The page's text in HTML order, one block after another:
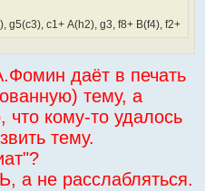
g5(c3), c1+ А(h2), g3, f8+ В(f4), f2+
даёт в печать
тему, а
что кому-то удалось
тему.
а не расслабляться.